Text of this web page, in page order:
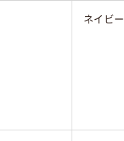
ネイビー